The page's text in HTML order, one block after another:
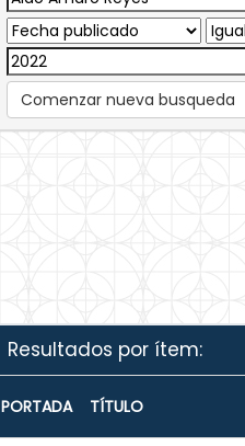
Comenzar nueva busqueda
Resultados por ítem:
PORTADA TÍTULO